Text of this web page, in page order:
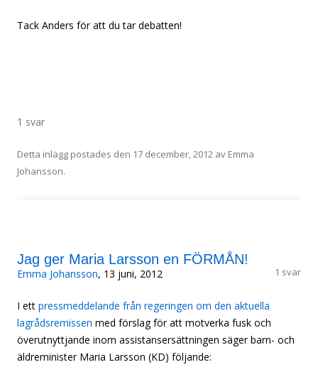
Tack Anders för att du tar debatten!
1 svar
Detta inlägg postades den 17 december, 2012 av Emma
Johansson.
Jag ger Maria Larsson en FÖRMÅN!
Emma Johansson, 13 juni, 2012 1 svar
I ett pressmeddelande från regeringen om den aktuella
lagrådsremissen med förslag för att motverka fusk och
överutnyttjande inom assistansersättningen säger barn- och
äldreminister Maria Larsson (KD) följande: